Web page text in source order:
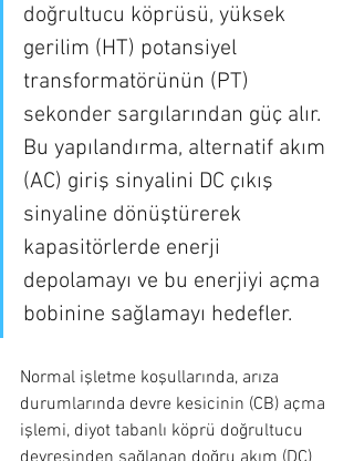
doğrultucu köprüsü, yüksek
gerilim (HT) potansiyel
transformatörünün (PT)
sekonder sargılarından güç alır.
Bu yapılandırma, alternatif akım
(AC) giriş sinyalini DC çıkış
sinyaline dönüştürerek
kapasitörlerde enerji
depolamayı ve bu enerjiyi açma
bobinine sağlamayı hedefler.
Normal işletme koşullarında, arıza
durumlarında devre kesicinin (CB) açma
işlemi, diyot tabanlı köprü doğrultucu